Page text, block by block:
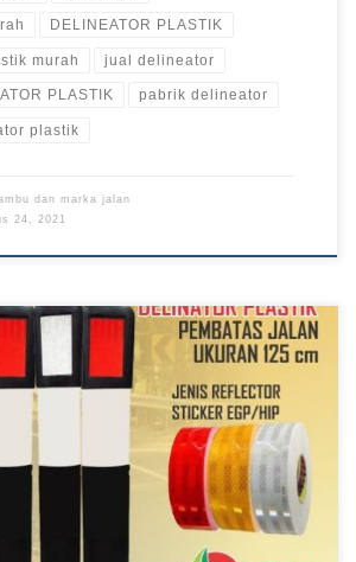
DELINEATOR PLASTIK
murah jual delineator
PLASTIK pabrik delineator
plastik
dan marka jalan
24, 2021